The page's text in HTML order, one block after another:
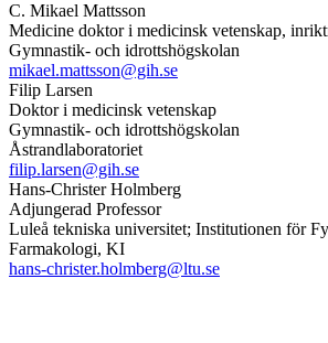
C. Mikael Mattsson
Medicine doktor i medicinsk vetenskap,
Gymnastik- och idrottshögskolan
mikael.mattsson@gih.se
Filip Larsen
Doktor i medicinsk vetenskap
Gymnastik- och idrottshögskolan
Åstrandlaboratoriet
filip.larsen@gih.se
Hans-Christer Holmberg
Adjungerad Professor
Luleå tekniska universitet; Institutionen för
Farmakologi, KI
hans-christer.holmberg@ltu.se